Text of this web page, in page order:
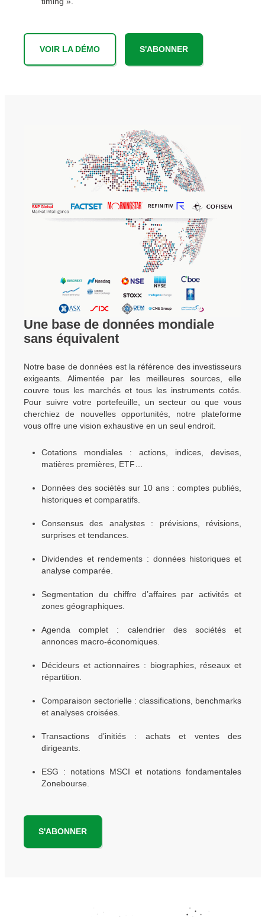
VOIR LA DÉMO S'ABONNER
Une base de données mondiale
sans équivalent
Notre base de données est la référence des investisseurs
exigeants. Alimentée par les meilleures sources, elle
couvre tous les marchés et tous les instruments cotés.
Pour suivre votre portefeuille, un secteur ou que vous
cherchiez de nouvelles opportunités, notre plateforme
vous offre une vision exhaustive en un seul endroit.
Cotations mondiales : actions, indices, devises,
matières premières, ETF…
Données des sociétés sur 10 ans : comptes publiés,
historiques et comparatifs.
Consensus des analystes : prévisions, révisions,
surprises et tendances.
Dividendes et rendements : données historiques et
analyse comparée.
Segmentation du chiffre d’affaires par activités et
zones géographiques.
Agenda complet : calendrier des sociétés et
annonces macro-économiques.
Décideurs et actionnaires : biographies, réseaux et
répartition.
Comparaison sectorielle : classifications, benchmarks
et analyses croisées.
Transactions d’initiés : achats et ventes des
dirigeants.
ESG : notations MSCI et notations fondamentales
Zonebourse.
S'ABONNER